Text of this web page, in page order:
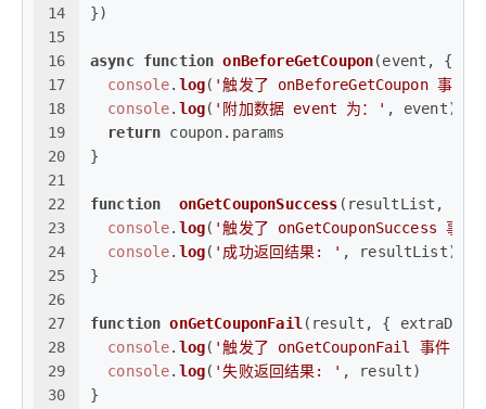
14
15
16
17
18
19
20
21
22
23
24
25
26
27
28
29
30
})
async function onBeforeGetCoupon(event, {
console. log( '触发了 onBeforeGetCoupon 事件'
console. log( '附加数据 event 为：' , event)
return coupon. params
}
function onGetCouponSuccess ( resultList, {
console. log( '触发了 onGetCouponSuccess 事件'
console. log( '成功返回结果: ' , resultList)
}
function onGetCouponFail( result, {
console. log( '触发了 onGetCouponFail 事件'
console. log( '失败返回结果: ' , result)
}